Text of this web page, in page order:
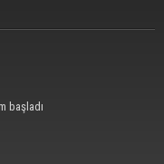
başladı